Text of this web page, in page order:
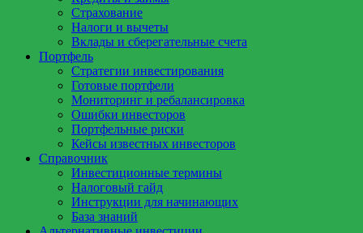
Страхование
Налоги и вычеты
Вклады и сберегательные счета
Портфель
Стратегии инвестирования
Готовые портфели
Мониторинг и ребалансировка
Ошибки инвесторов
Портфельные риски
Кейсы известных инвесторов
Справочник
Инвестиционные термины
Налоговый гайд
Инструкции для начинающих
База знаний